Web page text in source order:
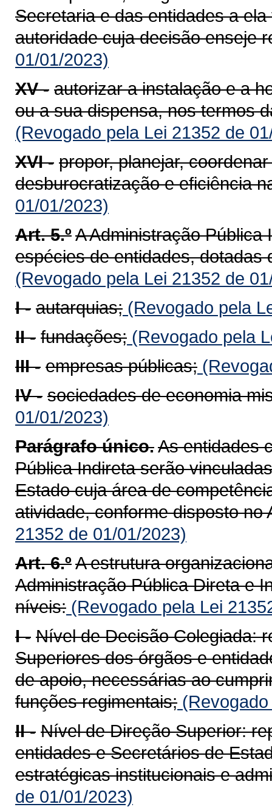
Secretaria e das entidades a
autoridade cuja decisão enseje
01/01/2023)
XV - autorizar a instalação e a
ou a sua dispensa, nos termos
(Revogado pela Lei 21352 de
XVI - propor, planejar,
desburocratização e eficiência
01/01/2023)
Art. 5.ºA Administração
espécies de entidades, dotadas
(Revogado pela Lei 21352 de
I - autarquias; (Revogado pela
II - fundações; (Revogado pela
III - empresas públicas;
IV - sociedades de economia
01/01/2023)
Parágrafo único.As entidades
Pública Indireta serão
Estado cuja área de
atividade, conforme disposto no
21352 de 01/01/2023)
Art. 6.ºA estrutura
Administração Pública Direta e
níveis: (Revogado pela Lei
I - Nível de Decisão Colegiada:
Superiores dos órgãos e
de apoio, necessárias ao
funções regimentais;
II - Nível de Direção Superior:
entidades e Secretários de
estratégicas institucionais e
de 01/01/2023)